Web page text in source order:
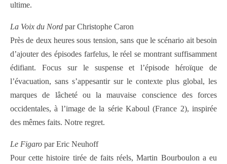
ultime.
La Voix du Nord par Christophe Caron
Près de deux heures sous tension, sans que le scénario ait besoin
d’ajouter des épisodes farfelus, le réel se montrant suffisamment
édifiant. Focus sur le suspense et l’épisode héroïque de
l’évacuation, sans s’appesantir sur le contexte plus global, les
marques de lâcheté ou la mauvaise conscience des forces
occidentales, à l’image de la série Kaboul (France 2), inspirée
des mêmes faits. Notre regret.
Le Figaro par Eric Neuhoff
Pour cette histoire tirée de faits réels, Martin Bourboulon a eu